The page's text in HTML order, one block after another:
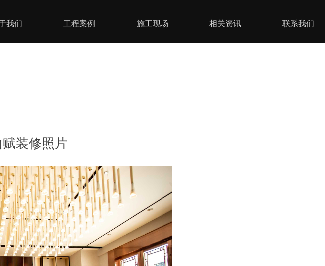
我们 工程案例 施工现场 相关资讯 联系我们
装修照片